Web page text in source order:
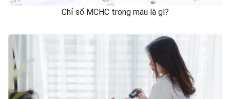
Chỉ số MCHC trong máu là gì?